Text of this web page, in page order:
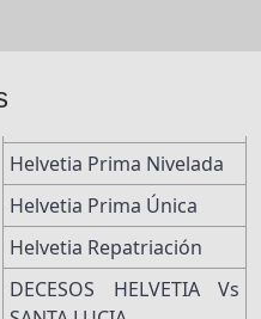
Helvetia Prima Nivelada
Helvetia Prima Única
Helvetia Repatriación
DECESOS HELVETIA Vs